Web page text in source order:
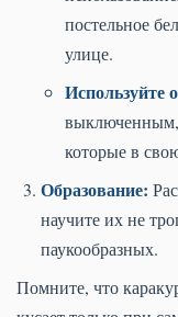
постельное
улице.
Используйте
выключенным,
которые в
Образование:
научите их не
паукообразных.
Помните, что